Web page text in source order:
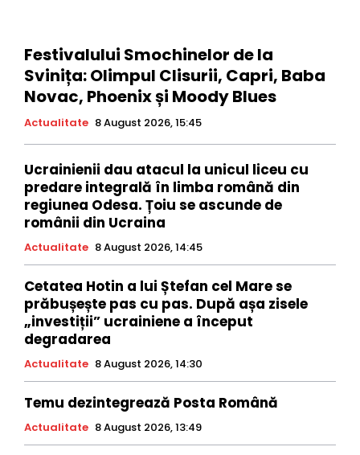
Festivalului Smochinelor de la
Svinița: Olimpul Clisurii, Capri, Baba
Novac, Phoenix și Moody Blues
Actualitate 8 August 2026, 15:45
Ucrainienii dau atacul la unicul liceu cu
predare integrală în limba română din
regiunea Odesa. Țoiu se ascunde de
românii din Ucraina
Actualitate 8 August 2026, 14:45
Cetatea Hotin a lui Ștefan cel Mare se
prăbușește pas cu pas. După așa zisele
„investiții” ucrainiene a început
degradarea
Actualitate 8 August 2026, 14:30
Temu dezintegrează Posta Română
Actualitate 8 August 2026, 13:49